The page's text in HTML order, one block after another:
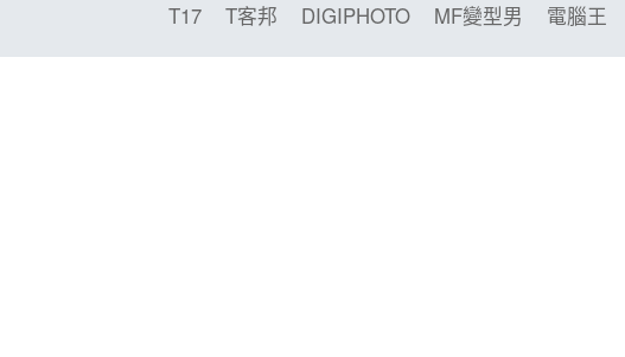
T17 T客邦 DIGIPHOTO MF變型男 電腦王